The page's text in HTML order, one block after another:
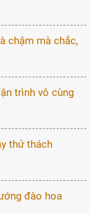
chậm mà chắc,
trình vô cùng
thử thách
đào hoa